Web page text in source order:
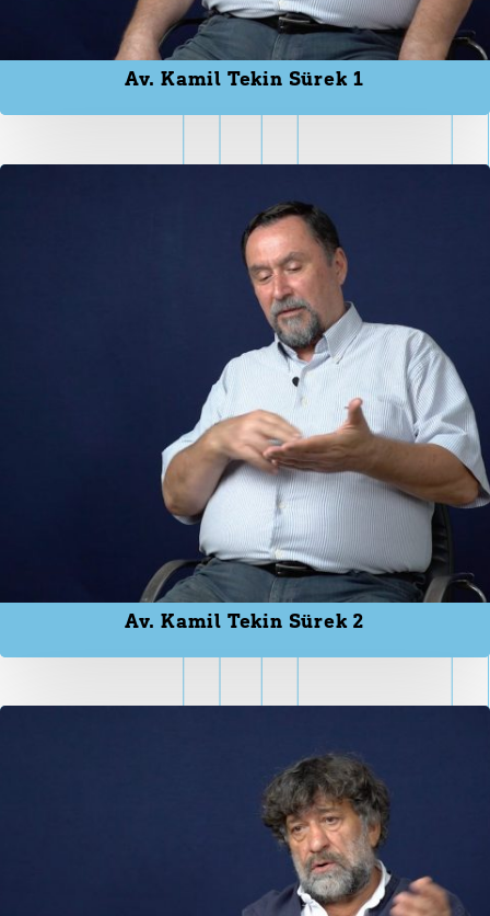
Av. Kamil Tekin Sürek 1
Av. Kamil Tekin Sürek 2